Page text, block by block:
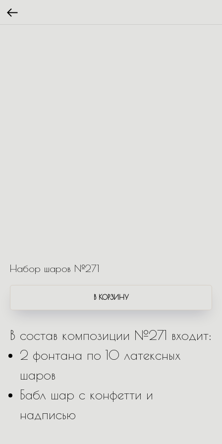
Набор шаров №271
В КОРЗИНУ
В состав композиции №271 входит:
2 фонтана по 10 латексных
шаров
Бабл шар с конфетти и
надписью